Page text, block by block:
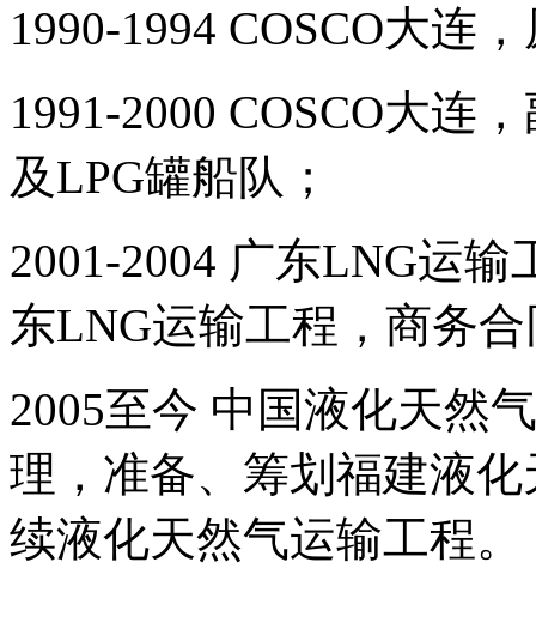
1990-1994 COSCO大连
1991-2000 COSCO大连
及LPG罐船队；
2001-2004 广东LNG运
东LNG运输工程，商务
2005至今 中国液化天然
理，准备、筹划福建液
续液化天然气运输工程。